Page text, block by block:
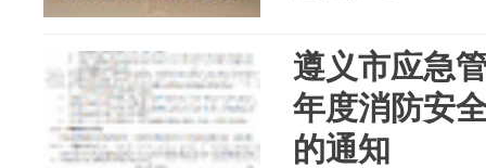
遵义市应急
年度消防安
的通知